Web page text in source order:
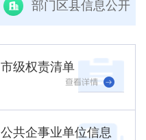
部门区县信息公开
市级权责清单
公共企事业单位信息